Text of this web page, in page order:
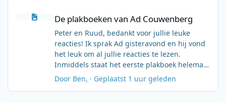
De plakboeken van Ad Couwenberg
De plakboeken van Ad Couwenberg
Peter en Ruud, bedankt voor jullie leuke
reacties! Ik sprak Ad gisteravond en hij vond
het leuk om al jullie reacties te lezen.
Inmiddels staat het eerste plakboek helemaal
op Flickr. Ik denk er nog over na of ik ze
misschien als pdf moet gaan "verpakken" per
Door Ben, · Geplaatst 1 uur geleden